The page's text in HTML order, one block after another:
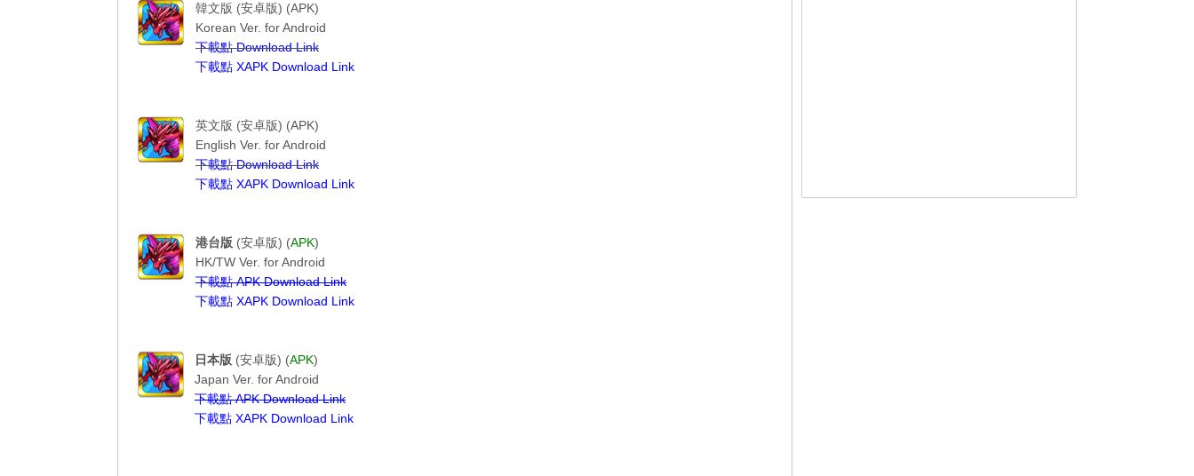
韓文版 (安卓版) (APK)
Korean Ver. for Android
下載點 Download Link
下載點 XAPK Download Link
英文版 (安卓版) (APK)
English Ver. for Android
下載點 Download Link
下載點 XAPK Download Link
港台版 (安卓版) (APK)
HK/TW Ver. for Android
下載點 APK Download Link
下載點 XAPK Download Link
日本版 (安卓版) (APK)
Japan Ver. for Android
下載點 APK Download Link
下載點 XAPK Download Link